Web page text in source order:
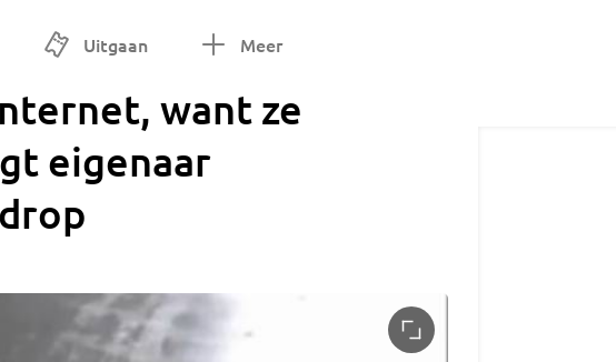
Uitgaan Meer
want ze
eigenaar